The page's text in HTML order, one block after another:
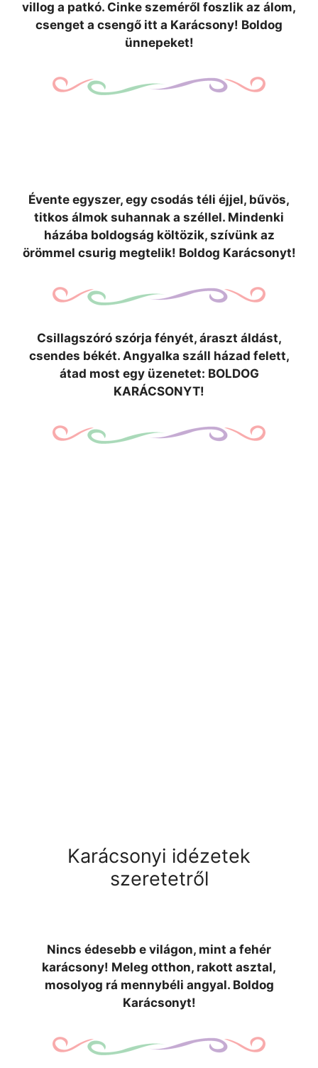
villog a patkó. Cinke szeméről foszlik az álom,
csenget a csengő itt a Karácsony! Boldog
ünnepeket!
Évente egyszer, egy csodás téli éjjel, bűvös,
titkos álmok suhannak a széllel. Mindenki
házába boldogság költözik, szívünk az
örömmel csurig megtelik! Boldog Karácsonyt!
Csillagszóró szórja fényét, áraszt áldást,
csendes békét. Angyalka száll házad felett,
átad most egy üzenetet: BOLDOG
KARÁCSONYT!
Karácsonyi idézetek
szeretetről
Nincs édesebb e világon, mint a fehér
karácsony! Meleg otthon, rakott asztal,
mosolyog rá mennybéli angyal. Boldog
Karácsonyt!